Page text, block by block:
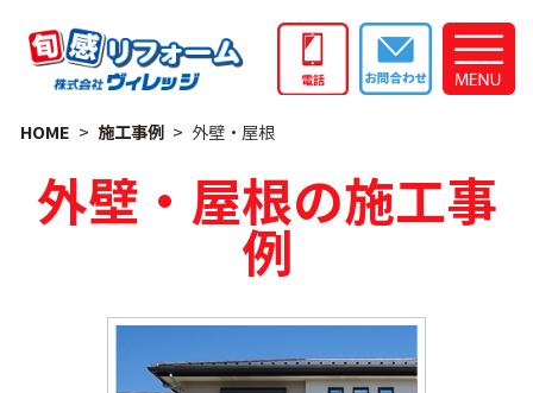
HOME 施工事例 外壁・屋根
外壁・屋根の施工事
例